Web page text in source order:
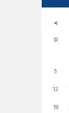
D
5
12
19